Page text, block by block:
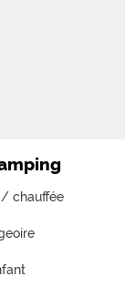
/ chauffée